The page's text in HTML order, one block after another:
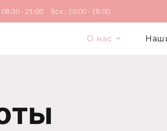
- 21:00 Вск.: 10:00 - 18:00
О нас